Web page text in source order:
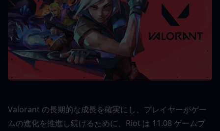
Valorant の長期的な成長を確実にし、プレイヤーがゲー
ムの進化を推進し続けるために、Riot は 11.08 ゲームプ